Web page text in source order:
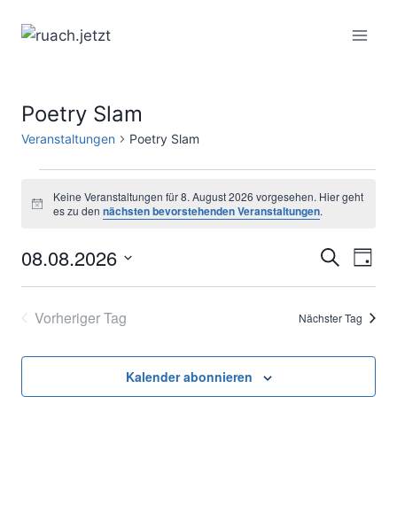
Inhalt
Poetry Slam
Veranstaltungen Poetry Slam
Veranstaltungen
8.
Hinweis
Keine Veranstaltungen für 8. August 2026 vorgesehen. Hier geht
es zu den nächsten bevorstehenden Veranstaltungen.
SucheTag
08.08.2026
Datum
Vorheriger Tag Nächster Tag
Kalender abonnieren